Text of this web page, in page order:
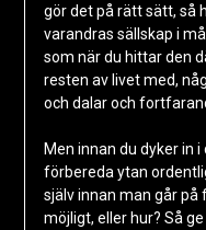
gör det på rätt sätt, så
varandras sällskap i
som när du hittar den
resten av livet med,
och dalar och
Men innan du dyker in
förbereda ytan
själv innan man går på
möjligt, eller hur? Så